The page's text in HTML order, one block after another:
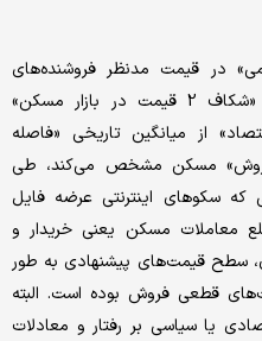
در قیمت مدنظر فروشنده‌های
آپارتمان پاسخ دهیم، لازم است از «شکاف 2 قیمت در بازار مسکن»
از میانگین تاریخی «فاصله
مسکن مشخص می‌کند، طی
سکوهای اینترنتی عرضه فایل
معاملات مسکن یعنی خریدار و
سطح قیمت‌های پیشنهادی به طور
قطعی فروش بوده است. البته
یا سیاسی بر رفتار و معادلات